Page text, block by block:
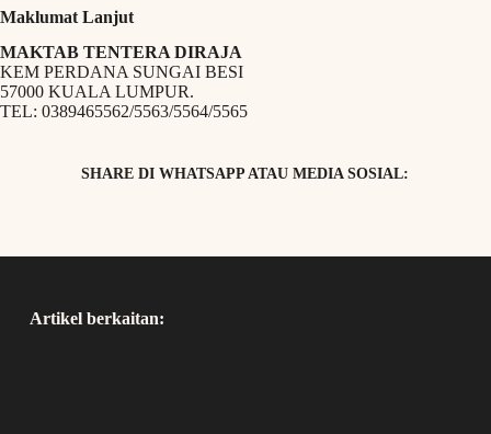
Maklumat Lanjut
MAKTAB TENTERA DIRAJA
KEM PERDANA SUNGAI BESI
57000 KUALA LUMPUR.
TEL: 0389465562/5563/5564/5565
SHARE DI WHATSAPP ATAU MEDIA SOSIAL:
Artikel berkaitan: